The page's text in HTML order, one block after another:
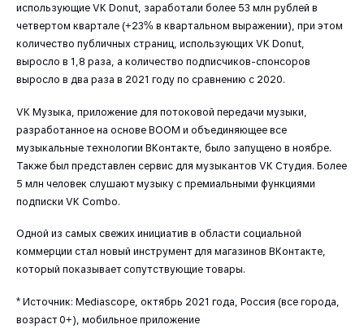
использующие VK Donut, заработали более 53 млн рублей в
четвертом квартале (+23% в квартальном выражении), при этом
количество публичных страниц, использующих VK Donut,
выросло в 1,8 раза, а количество подписчиков-спонсоров
выросло в два раза в 2021 году по сравнению с 2020.
VK Музыка, приложение для потоковой передачи музыки,
разработанное на основе BOOM и объединяющее все
музыкальные технологии ВКонтакте, было запущено в ноябре.
Также был представлен сервис для музыкантов VK Студия. Более
5 млн человек слушают музыку с премиальными функциями
подписки VK Combo.
Одной из самых свежих инициатив в области социальной
коммерции стал новый инструмент для магазинов ВКонтакте,
который показывает сопутствующие товары.
* Источник: Mediascope, октябрь 2021 года, Россия (все города,
возраст 0+), мобильное приложение